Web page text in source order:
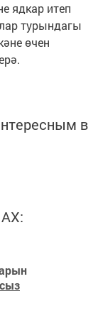
ядкар итеп
турындагы
өчен
в